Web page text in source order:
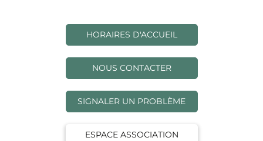
HORAIRES D'ACCUEIL
NOUS CONTACTER
SIGNALER UN PROBLÈME
ESPACE ASSOCIATION